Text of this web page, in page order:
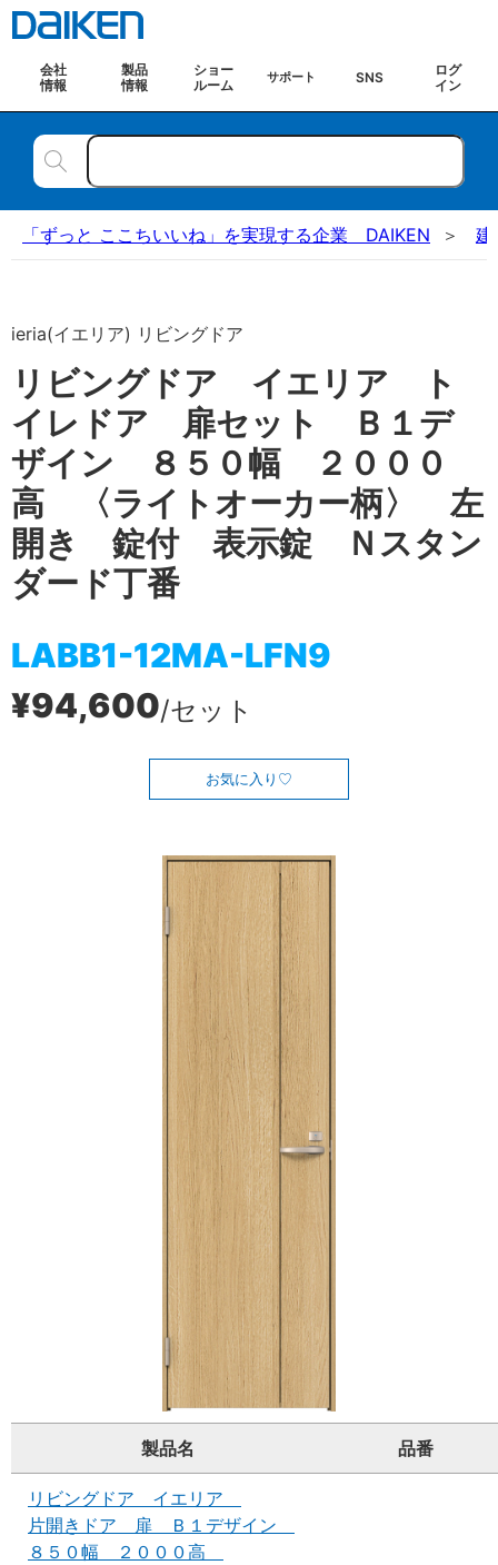
会社
情報
製品
情報
ショー
ルーム
サポート SNS
ログ
イン
「ずっと ここちいいね」を実現する企業 DAIKEN 建
ieria(イエリア) リビングドア
リビングドア イエリア ト
イレドア 扉セット Ｂ１デ
ザイン ８５０幅 ２０００
高 〈ライトオーカー柄〉 左
開き 錠付 表示錠 Ｎスタン
ダード丁番
LABB1-12MA-LFN9
¥94,600/セット
お気に入り
製品名 品番
リビングドア イエリア
片開きドア 扉 Ｂ１デザイン
８５０幅 ２０００高